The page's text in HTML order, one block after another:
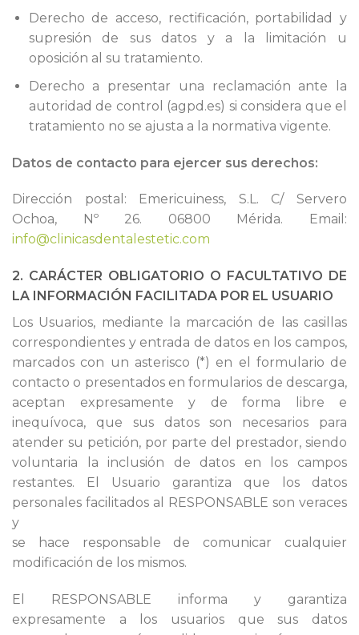
Derecho de acceso, rectificación, portabilidad y
supresión de sus datos y a la limitación u
oposición al su tratamiento.
Derecho a presentar una reclamación ante la
autoridad de control (agpd.es) si considera que el
tratamiento no se ajusta a la normativa vigente.
Datos de contacto para ejercer sus derechos:
Dirección postal: Emericuiness, S.L. C/ Servero
Ochoa, Nº 26. 06800 Mérida. Email:
info@clinicasdentalestetic.com
2. CARÁCTER OBLIGATORIO O FACULTATIVO DE
LA INFORMACIÓN FACILITADA POR EL USUARIO
Los Usuarios, mediante la marcación de las casillas
correspondientes y entrada de datos en los campos,
marcados con un asterisco (*) en el formulario de
contacto o presentados en formularios de descarga,
aceptan expresamente y de forma libre e
inequívoca, que sus datos son necesarios para
atender su petición, por parte del prestador, siendo
voluntaria la inclusión de datos en los campos
restantes. El Usuario garantiza que los datos
personales facilitados al RESPONSABLE son veraces
y
se hace responsable de comunicar cualquier
modificación de los mismos.
El RESPONSABLE informa y garantiza
expresamente a los usuarios que sus datos